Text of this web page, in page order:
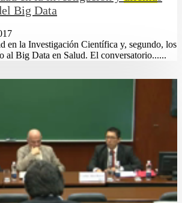
Big Data
en la Investigación Científica y, segundo, los
al Big Data en Salud. El conversatorio......